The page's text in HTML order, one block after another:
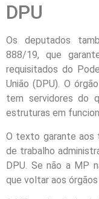
DPU
Os deputados
888/19, que
requisitados do
União (DPU). O
tem servidores do
estruturas em
O texto garante aos
de trabalho
DPU. Se não a MP
que voltar aos